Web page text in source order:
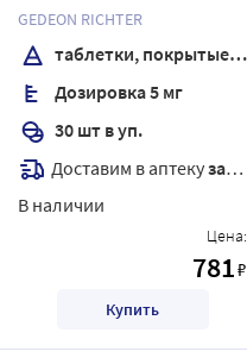
пленочной оболочкой
GEDEON RICHTER
таблетки, покрытые пленочной оболочкой
Дозировка 5 мг
30 шт в уп.
Доставим в аптекузавтра
В наличии
Цена:
781₽
Купить